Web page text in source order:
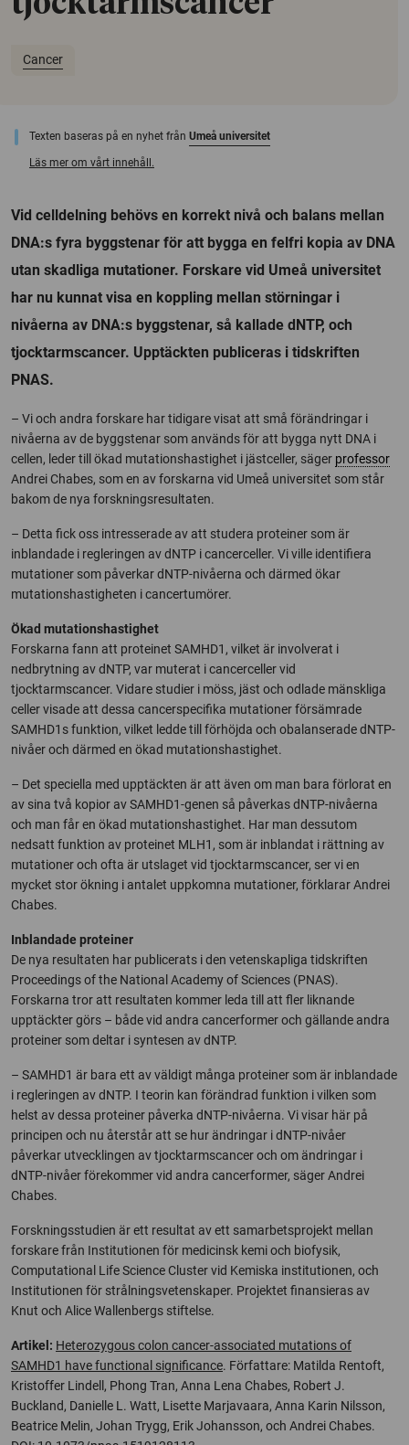
Cancer
Texten baseras på en nyhet från Umeå universitet
Läs mer om vårt innehåll.
Vid celldelning behövs en korrekt nivå och balans mellan
DNA:s fyra byggstenar för att bygga en felfri kopia av DNA
utan skadliga mutationer. Forskare vid Umeå universitet
har nu kunnat visa en koppling mellan störningar i
nivåerna av DNA:s byggstenar, så kallade dNTP, och
tjocktarmscancer. Upptäckten publiceras i tidskriften
PNAS.
– Vi och andra forskare har tidigare visat att små förändringar i
nivåerna av de byggstenar som används för att bygga nytt DNA i
cellen, leder till ökad mutationshastighet i jästceller, säger professor
Andrei Chabes, som en av forskarna vid Umeå universitet som står
bakom de nya forskningsresultaten.
– Detta fick oss intresserade av att studera proteiner som är
inblandade i regleringen av dNTP i cancerceller. Vi ville identifiera
mutationer som påverkar dNTP-nivåerna och därmed ökar
mutationshastigheten i cancertumörer.
Ökad mutationshastighet
Forskarna fann att proteinet SAMHD1, vilket är involverat i
nedbrytning av dNTP, var muterat i cancerceller vid
tjocktarmscancer. Vidare studier i möss, jäst och odlade mänskliga
celler visade att dessa cancerspecifika mutationer försämrade
SAMHD1s funktion, vilket ledde till förhöjda och obalanserade dNTP-
nivåer och därmed en ökad mutationshastighet.
– Det speciella med upptäckten är att även om man bara förlorat en
av sina två kopior av SAMHD1-genen så påverkas dNTP-nivåerna
och man får en ökad mutationshastighet. Har man dessutom
nedsatt funktion av proteinet MLH1, som är inblandat i rättning av
mutationer och ofta är utslaget vid tjocktarmscancer, ser vi en
mycket stor ökning i antalet uppkomna mutationer, förklarar Andrei
Chabes.
Inblandade proteiner
De nya resultaten har publicerats i den vetenskapliga tidskriften
Proceedings of the National Academy of Sciences (PNAS).
Forskarna tror att resultaten kommer leda till att fler liknande
upptäckter görs – både vid andra cancerformer och gällande andra
proteiner som deltar i syntesen av dNTP.
– SAMHD1 är bara ett av väldigt många proteiner som är inblandade
i regleringen av dNTP. I teorin kan förändrad funktion i vilken som
helst av dessa proteiner påverka dNTP-nivåerna. Vi visar här på
principen och nu återstår att se hur ändringar i dNTP-nivåer
påverkar utvecklingen av tjocktarmscancer och om ändringar i
dNTP-nivåer förekommer vid andra cancerformer, säger Andrei
Chabes.
Forskningsstudien är ett resultat av ett samarbetsprojekt mellan
forskare från Institutionen för medicinsk kemi och biofysik,
Computational Life Science Cluster vid Kemiska institutionen, och
Institutionen för strålningsvetenskaper. Projektet finansieras av
Knut och Alice Wallenbergs stiftelse.
Artikel: Heterozygous colon cancer-associated mutations of
SAMHD1 have functional significance. Författare: Matilda Rentoft,
Kristoffer Lindell, Phong Tran, Anna Lena Chabes, Robert J.
Buckland, Danielle L. Watt, Lisette Marjavaara, Anna Karin Nilsson,
Beatrice Melin, Johan Trygg, Erik Johansson, och Andrei Chabes.